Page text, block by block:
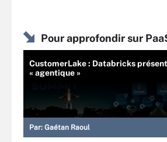
Pour approfondir sur
CustomerLake : Databricks
« agentique »
Par: Gaétan Raoul